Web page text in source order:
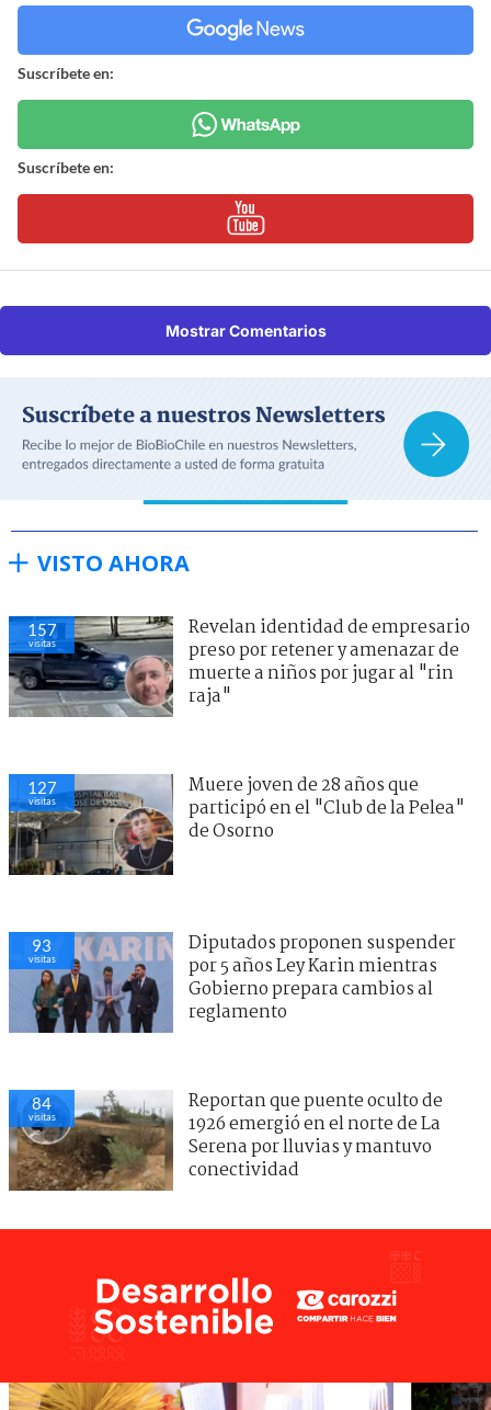
Suscríbete en:
Suscríbete en:
Mostrar Comentarios
VISTO AHORA
157
visitas
Revelan identidad de empresario
preso por retener y amenazar de
muerte a niños por jugar al "rin
raja"
127
visitas
Muere joven de 28 años que
participó en el "Club de la Pelea"
de Osorno
93
visitas
Diputados proponen suspender
por 5 años Ley Karin mientras
Gobierno prepara cambios al
reglamento
84
visitas
Reportan que puente oculto de
1926 emergió en el norte de La
Serena por lluvias y mantuvo
conectividad